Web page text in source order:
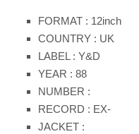
FORMAT : 12inch
COUNTRY : UK
LABEL : Y&D
YEAR : 88
NUMBER :
RECORD : EX-
JACKET :